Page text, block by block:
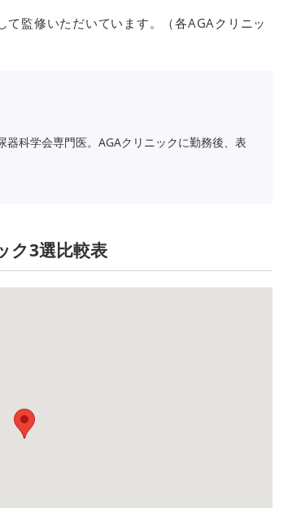
監修いただいています。（各AGAクリニッ
科学会専門医。AGAクリニックに勤務後、表
ク3選比較表